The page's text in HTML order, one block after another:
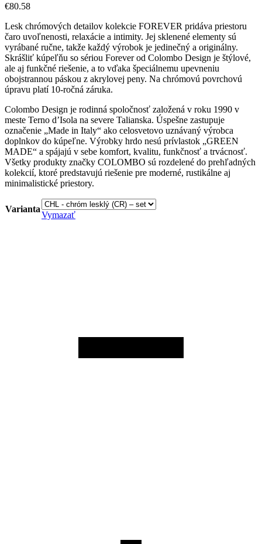
€80.58
Lesk chrómových detailov kolekcie FOREVER pridáva priestoru
čaro uvoľnenosti, relaxácie a intimity. Jej sklenené elementy sú
vyrábané ručne, takže každý výrobok je jedinečný a originálny.
Skrášliť kúpeľňu so sériou Forever od Colombo Design je štýlové,
ale aj funkčné riešenie, a to vďaka špeciálnemu upevneniu
obojstrannou páskou z akrylovej peny. Na chrómovú povrchovú
úpravu platí 10-ročná záruka.
Colombo Design je rodinná spoločnosť založená v roku 1990 v
meste Terno d’Isola na severe Talianska. Úspešne zastupuje
označenie „Made in Italy“ ako celosvetovo uznávaný výrobca
doplnkov do kúpeľne. Výrobky hrdo nesú prívlastok „GREEN
MADE“ a spájajú v sebe komfort, kvalitu, funkčnosť a trvácnosť.
Všetky produkty značky COLOMBO sú rozdelené do prehľadných
kolekcií, ktoré predstavujú riešenie pre moderné, rustikálne aj
minimalistické priestory.
Varianta
Vymazať